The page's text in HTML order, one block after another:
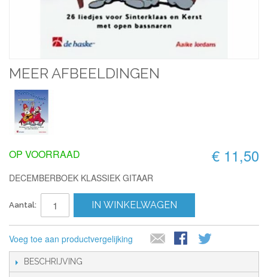
MEER AFBEELDINGEN
€ 11,50
OP VOORRAAD
DECEMBERBOEK KLASSIEK GITAAR
Aantal: IN WINKELWAGEN
Voeg toe aan productvergelijking
BESCHRIJVING